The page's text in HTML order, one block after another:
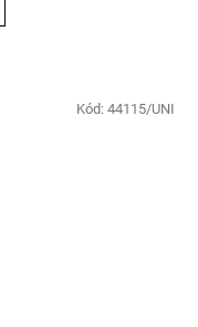
Kód: 44115/UNI